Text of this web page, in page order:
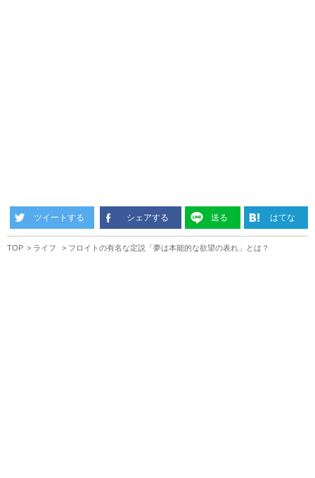
ツイートする シェアする 送る はてな
TOP ライフ フロイトの有名な定説「夢は本能的な欲望の表れ」とは？